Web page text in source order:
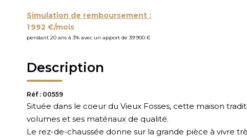
Simulation de remboursement :
1 992 €/mois
pendant 20 ans à 3% avec un apport de 39 900 €
Description
Réf : 00559
Située dans le coeur du Vieux Fosses, cette maison
volumes et ses matériaux de qualité.
Le rez-de-chaussée donne sur la grande pièce à vivre